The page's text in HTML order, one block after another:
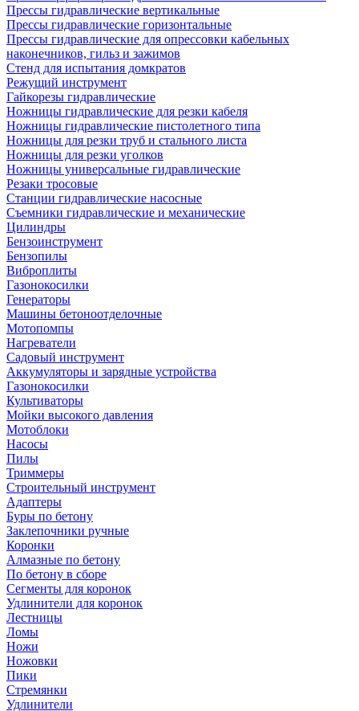
Прессы гидравлические вертикальные
Прессы гидравлические горизонтальные
Прессы гидравлические для опрессовки кабельных
наконечников, гильз и зажимов
Стенд для испытания домкратов
Режущий инструмент
Гайкорезы гидравлические
Ножницы гидравлические для резки кабеля
Ножницы гидравлические пистолетного типа
Ножницы для резки труб и стального листа
Ножницы для резки уголков
Ножницы универсальные гидравлические
Резаки тросовые
Станции гидравлические насосные
Съемники гидравлические и механические
Цилиндры
Бензоинструмент
Бензопилы
Виброплиты
Газонокосилки
Генераторы
Машины бетоноотделочные
Мотопомпы
Нагреватели
Садовый инструмент
Аккумуляторы и зарядные устройства
Газонокосилки
Культиваторы
Мойки высокого давления
Мотоблоки
Насосы
Пилы
Триммеры
Строительный инструмент
Адаптеры
Буры по бетону
Заклепочники ручные
Коронки
Алмазные по бетону
По бетону в сборе
Сегменты для коронок
Удлинители для коронок
Лестницы
Ломы
Ножи
Ножовки
Пики
Стремянки
Удлинители